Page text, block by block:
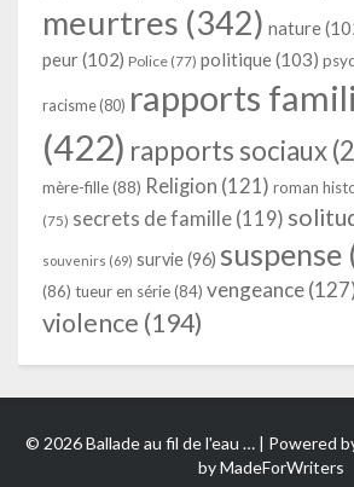
meurtres (342) nature
peur(102) Police (77) politique(103)
racisme (80) rapports
(422) rapports sociaux
mère-fille(88) Religion (121) roman
(75) secrets de famille (119)
souvenirs (69) survie(96) suspense
(86) tueur en série(84) vengeance
violence (194)
© 2026 Ballade au fil de l'eau … | Powered
byMadeForWriters